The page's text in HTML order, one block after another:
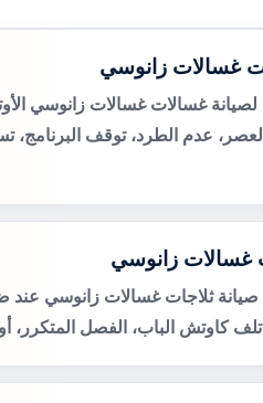
غسالات زانوسي
غسالات غسالات زانوسي
عدم الطرد، توقف البرنامج،
غسالات زانوسي
ثلاجات غسالات زانوسي عند
كاوتش الباب، الفصل المتكرر،